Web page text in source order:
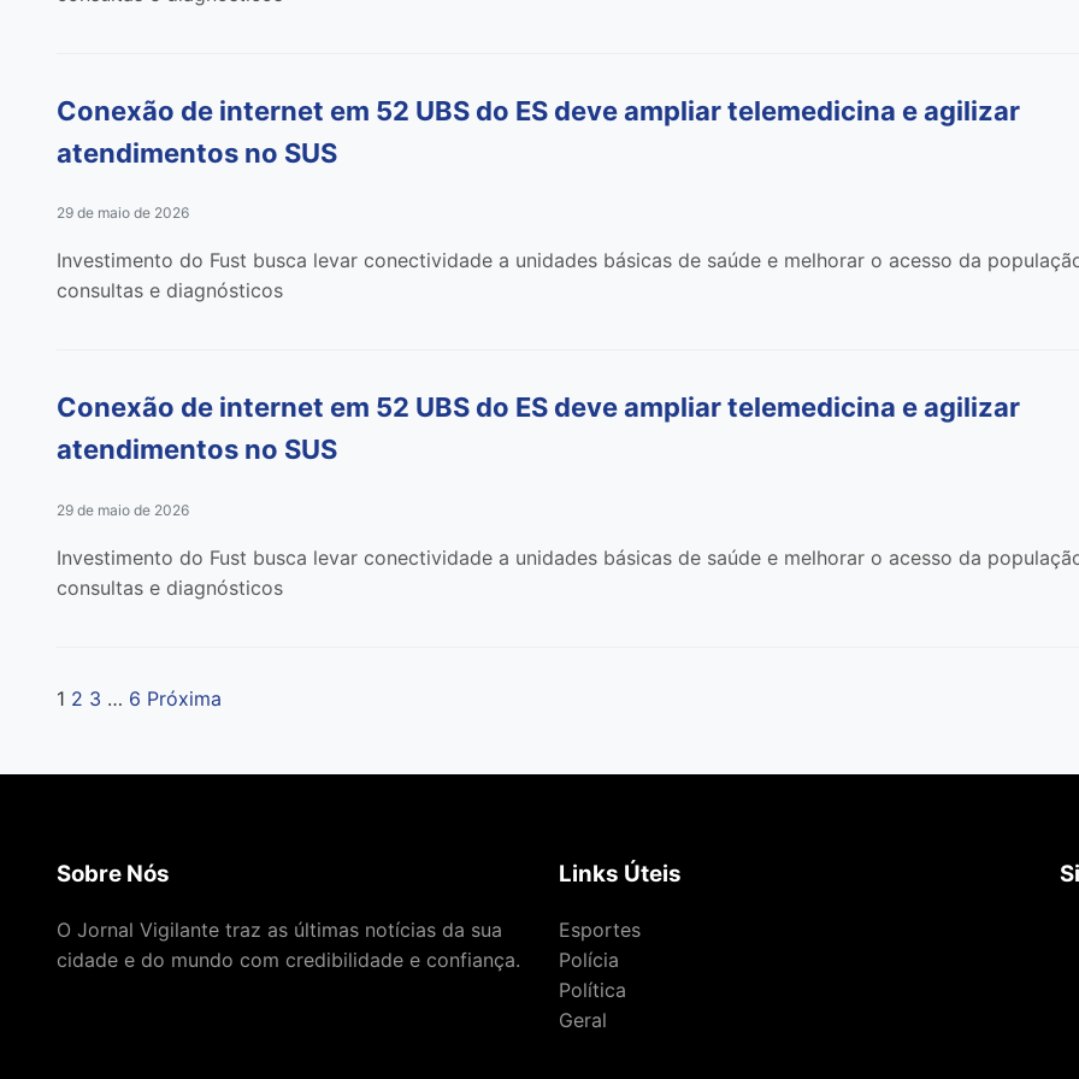
Conexão de internet em 52 UBS do ES deve ampliar telemedicina e agilizar
atendimentos no SUS
29 de maio de 2026
Investimento do Fust busca levar conectividade a unidades básicas de saúde e melhorar o acesso da
consultas e diagnósticos
Conexão de internet em 52 UBS do ES deve ampliar telemedicina e agilizar
atendimentos no SUS
29 de maio de 2026
Investimento do Fust busca levar conectividade a unidades básicas de saúde e melhorar o acesso da
consultas e diagnósticos
Paginação
1 2 3 … 6 Próxima
Sobre Nós
O Jornal Vigilante traz as últimas notícias da sua
cidade e do mundo com credibilidade e confiança.
Links Úteis
Esportes
Polícia
Política
Geral